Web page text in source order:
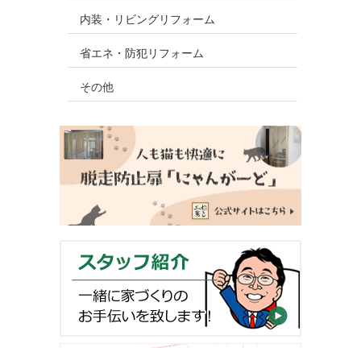
内装・リビングリフォーム
省エネ・防犯リフォーム
その他